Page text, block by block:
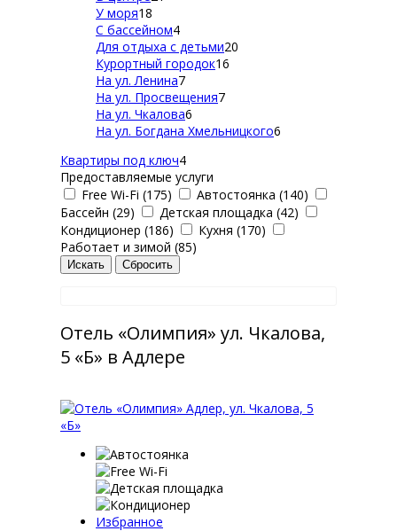
У моря18
С бассейном4
Для отдыха с детьми20
Курортный городок16
На ул. Ленина7
На ул. Просвещения7
На ул. Чкалова6
На ул. Богдана Хмельницкого6
Квартиры под ключ4
Предоставляемые услуги
Free Wi-Fi (175)
Автостоянка (140)
Бассейн (29)
Детская площадка (42)
Кондиционер (186)
Кухня (170)
Работает и зимой (85)
Отель «Олимпия» ул. Чкалова,
5 «Б» в Адлере
Избранное